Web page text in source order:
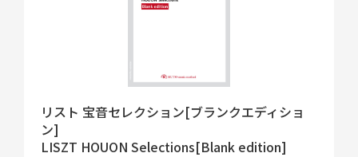
リスト 宝音セレクション[ブランクエディショ
ン]
LISZT HOUON Selections[Blank edition]